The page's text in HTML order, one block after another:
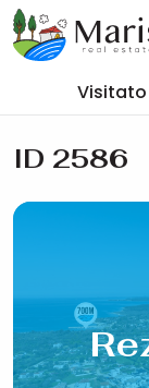
Visitato
ID 2586